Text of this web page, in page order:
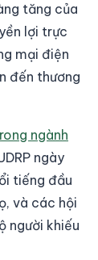
tăng của
lợi trực
mại điện
đến thương
ngành
ngày
tiếng đầu
và các hội
người khiếu